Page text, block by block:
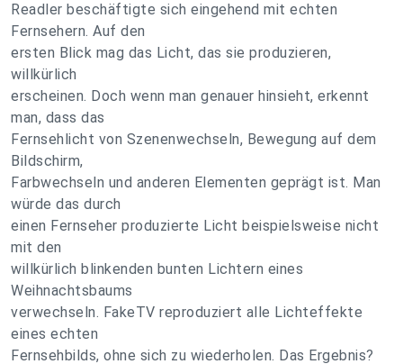
Readler beschäftigte sich eingehend mit echten
Fernsehern. Auf den
ersten Blick mag das Licht, das sie produzieren,
willkürlich
erscheinen. Doch wenn man genauer hinsieht, erkennt
man, dass das
Fernsehlicht von Szenenwechseln, Bewegung auf dem
Bildschirm,
Farbwechseln und anderen Elementen geprägt ist. Man
würde das durch
einen Fernseher produzierte Licht beispielsweise nicht
mit den
willkürlich blinkenden bunten Lichtern eines
Weihnachtsbaums
verwechseln. FakeTV reproduziert alle Lichteffekte
eines echten
Fernsehbilds, ohne sich zu wiederholen. Das Ergebnis?